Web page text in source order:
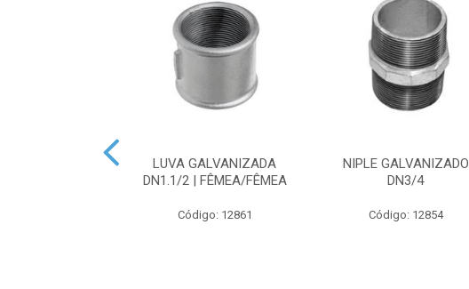
LUVA GALVANIZADA
DN1.1/2 | FÊMEA/FÊMEA
Código: 12861
NIPLE GALVANIZADO
DN3/4
Código: 12854